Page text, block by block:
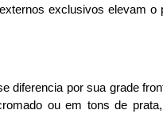
exclusivos elevam o
diferencia por sua grade
ou em tons de